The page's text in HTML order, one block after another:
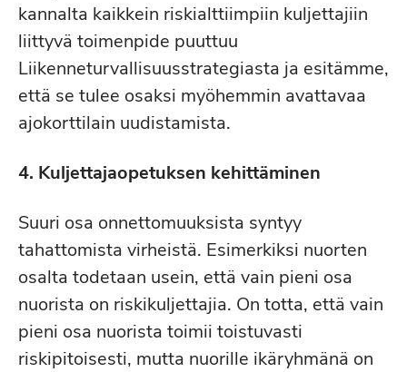
kannalta kaikkein riskialttiimpiin kuljettajiin
liittyvä toimenpide puuttuu
Liikenneturvallisuusstrategiasta ja esitämme,
että se tulee osaksi myöhemmin avattavaa
ajokorttilain uudistamista.
4. Kuljettajaopetuksen kehittäminen
Suuri osa onnettomuuksista syntyy
tahattomista virheistä. Esimerkiksi nuorten
osalta todetaan usein, että vain pieni osa
nuorista on riskikuljettajia. On totta, että vain
pieni osa nuorista toimii toistuvasti
riskipitoisesti, mutta nuorille ikäryhmänä on